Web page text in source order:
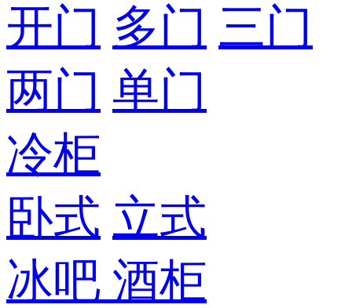
开门 多门 三门
两门 单门
冷柜
卧式 立式
冰吧 酒柜